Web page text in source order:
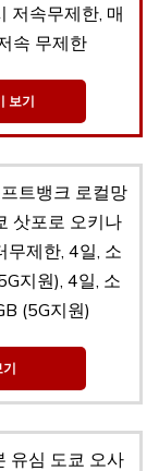
저속무제한, 매
속 무제한
보기
트뱅크 로컬망
삿포로 오키나
무제한, 4일, 소
지원), 4일, 소
(5G지원)
기
유심 도쿄 오사